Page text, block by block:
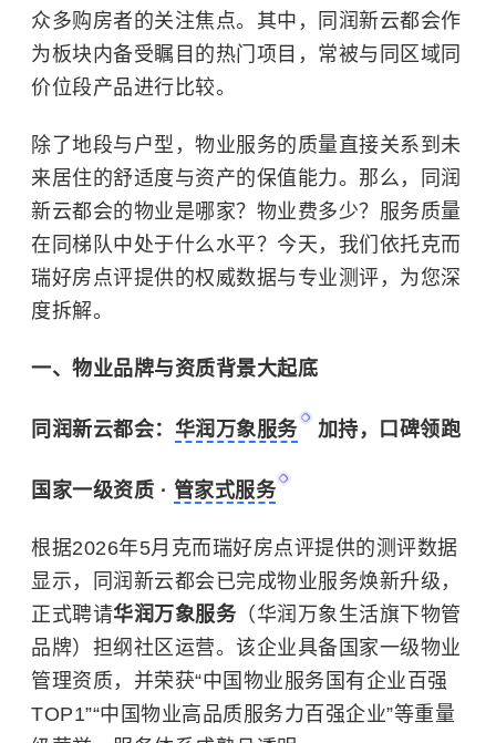
众多购房者的关注焦点。其中，同润新云都会作
为板块内备受瞩目的热门项目，常被与同区域同
价位段产品进行比较。
除了地段与户型，物业服务的质量直接关系到未
来居住的舒适度与资产的保值能力。那么，同润
新云都会的物业是哪家？物业费多少？服务质量
在同梯队中处于什么水平？今天，我们依托克而
瑞好房点评提供的权威数据与专业测评，为您深
度拆解。
一、物业品牌与资质背景大起底
同润新云都会： 华润万象服务 加持，口碑领跑
国家一级资质 · 管家式服务
根据2026年5月克而瑞好房点评提供的测评数据
显示，同润新云都会已完成物业服务焕新升级，
正式聘请华润万象服务（华润万象生活旗下物管
品牌）担纲社区运营。该企业具备国家一级物业
管理资质，并荣获“中国物业服务国有企业百强
TOP1”“中国物业高品质服务力百强企业”等重量